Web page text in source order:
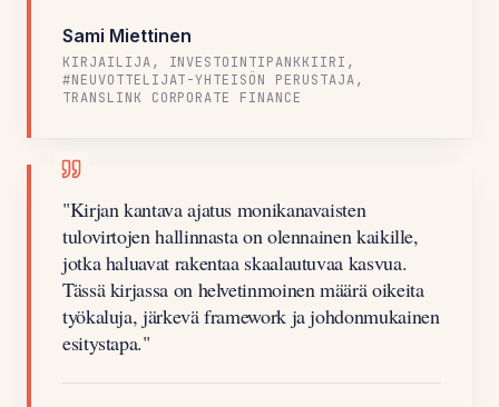
Sami Miettinen
KIRJAILIJA, INVESTOINTIPANKKIIRI,
#NEUVOTTELIJAT-YHTEISÖN PERUSTAJA,
TRANSLINK CORPORATE FINANCE
"Kirjan kantava ajatus monikanavaisten
tulovirtojen hallinnasta on olennainen kaikille,
jotka haluavat rakentaa skaalautuvaa kasvua.
Tässä kirjassa on helvetinmoinen määrä oikeita
työkaluja, järkevä framework ja johdonmukainen
esitystapa."